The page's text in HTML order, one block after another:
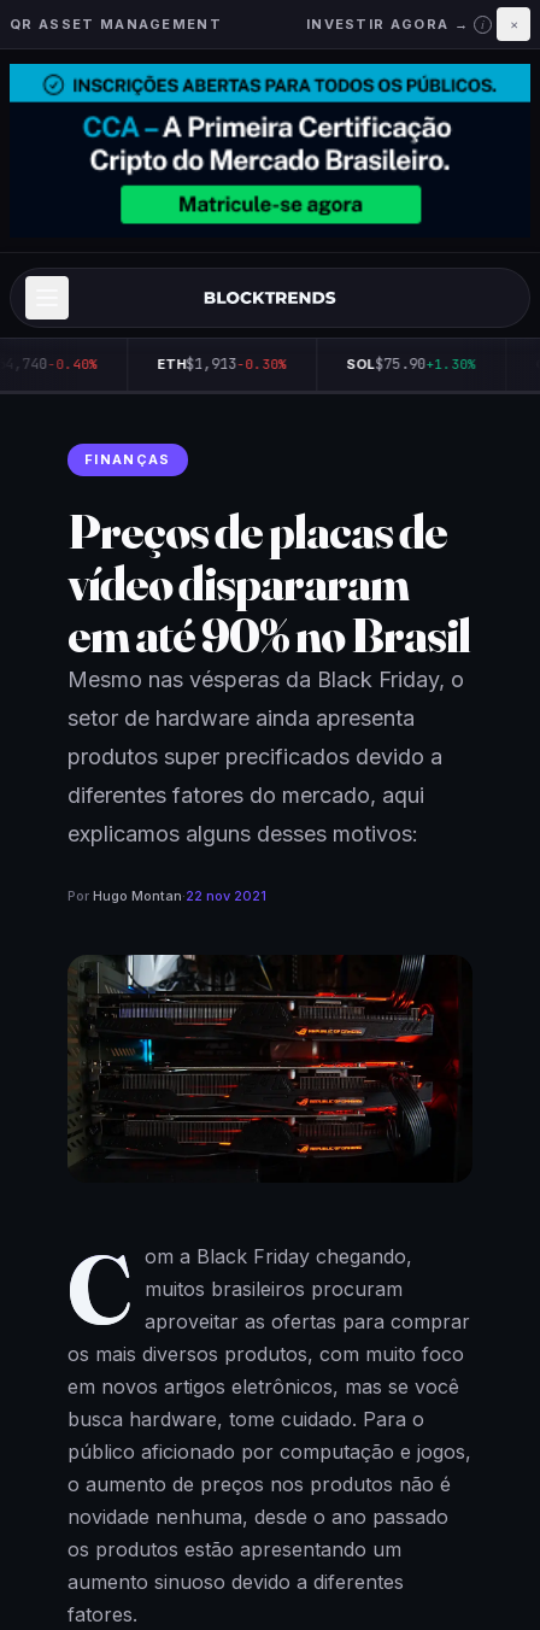
QR ASSET MANAGEMENT INVESTIR AGORA → i ×
-0.40% ETH$1,913-0.30% SOL$75.90+1.30%
FINANÇAS
Preços de placas de
vídeo dispararam
em até 90% no Brasil
Mesmo nas vésperas da Black Friday, o
setor de hardware ainda apresenta
produtos super precificados devido a
diferentes fatores do mercado, aqui
explicamos alguns desses motivos:
Por Hugo Montan·22 nov 2021
C om a Black Friday chegando,
muitos brasileiros procuram
aproveitar as ofertas para comprar
os mais diversos produtos, com muito foco
em novos artigos eletrônicos, mas se você
busca hardware, tome cuidado. Para o
público aficionado por computação e jogos,
o aumento de preços nos produtos não é
novidade nenhuma, desde o ano passado
os produtos estão apresentando um
aumento sinuoso devido a diferentes
fatores.